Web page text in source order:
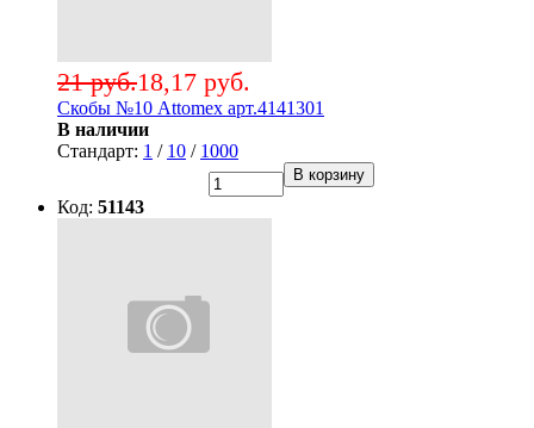
18,17 руб.
21 руб.
Скобы №10 Attomex арт.4141301
В наличии
Стандарт: 1 / 10 / 1000
В корзину
Код: 51143